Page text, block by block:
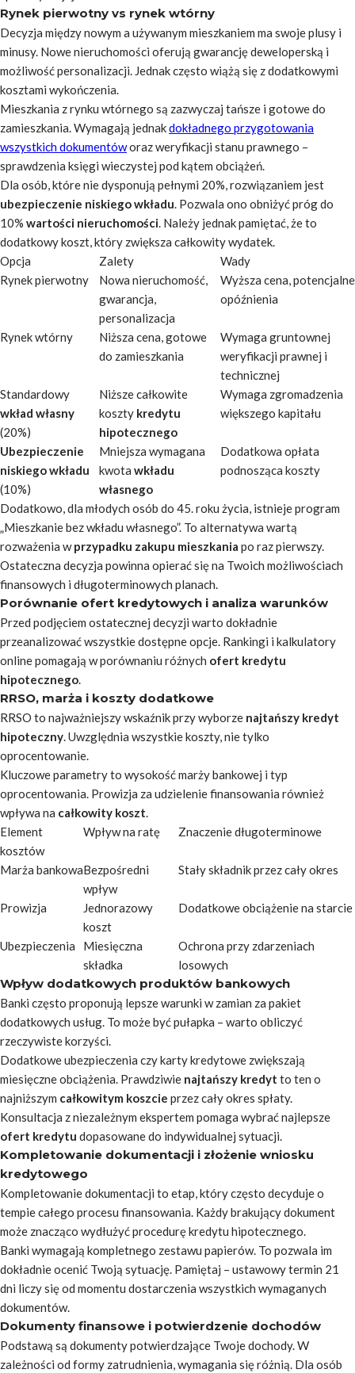
Rynek pierwotny vs rynek wtórny
Decyzja między nowym a używanym mieszkaniem ma swoje plusy i
minusy. Nowe nieruchomości oferują gwarancję deweloperską i
możliwość personalizacji. Jednak często wiążą się z dodatkowymi
kosztami wykończenia.
Mieszkania z rynku wtórnego są zazwyczaj tańsze i gotowe do
zamieszkania. Wymagają jednakdokładnego przygotowania
wszystkich dokumentóworaz weryfikacji stanu prawnego –
sprawdzenia księgi wieczystej pod kątem obciążeń.
Dla osób, które nie dysponują pełnymi 20%, rozwiązaniem jest
ubezpieczenie niskiego wkładu. Pozwala ono obniżyć próg do
10% wartości nieruchomości. Należy jednak pamiętać, że to
dodatkowy koszt, który zwiększa całkowity wydatek.
Opcja
Zalety
Wady
Rynek pierwotny
Nowa nieruchomość,
gwarancja,
personalizacja
Wyższa cena, potencjalne
opóźnienia
Rynek wtórny
Niższa cena, gotowe
do zamieszkania
Wymaga gruntownej
weryfikacji prawnej i
technicznej
Standardowy
wkład własny
(20%)
Niższe całkowite
koszty kredytu
hipotecznego
Wymaga zgromadzenia
większego kapitału
Ubezpieczenie
niskiego wkładu
(10%)
Mniejsza wymagana
kwota wkładu
własnego
Dodatkowa opłata
podnosząca koszty
Dodatkowo, dla młodych osób do 45. roku życia, istnieje program
„Mieszkanie bez wkładu własnego”. To alternatywa wartą
rozważenia wprzypadku zakupu mieszkania po raz pierwszy.
Ostateczna decyzja powinna opierać się na Twoich możliwościach
finansowych i długoterminowych planach.
Porównanie ofert kredytowych i analiza warunków
Przed podjęciem ostatecznej decyzji warto dokładnie
przeanalizować wszystkie dostępne opcje. Rankingi i kalkulatory
online pomagają w porównaniu różnych ofert kredytu
hipotecznego.
RRSO, marża i koszty dodatkowe
RRSO to najważniejszy wskaźnik przy wyborze najtańszy kredyt
hipoteczny. Uwzględnia wszystkie koszty, nie tylko
oprocentowanie.
Kluczowe parametry to wysokość marży bankowej i typ
oprocentowania. Prowizja za udzielenie finansowania również
wpływa na całkowity koszt.
Element
kosztów
Wpływ na ratę Znaczenie długoterminowe
Marża bankowaBezpośredni
wpływ
Stały składnik przez cały okres
Prowizja
Jednorazowy
koszt
Dodatkowe obciążenie na starcie
Ubezpieczenia
Miesięczna
składka
Ochrona przy zdarzeniach
losowych
Wpływ dodatkowych produktów bankowych
Banki często proponują lepsze warunki w zamian za pakiet
dodatkowych usług. To może być pułapka – warto obliczyć
rzeczywiste korzyści.
Dodatkowe ubezpieczenia czy karty kredytowe zwiększają
miesięczne obciążenia. Prawdziwie najtańszy kredyt to ten o
najniższym całkowitym koszcie przez cały okres spłaty.
Konsultacja z niezależnym ekspertem pomaga wybrać najlepsze
ofert kredytu dopasowane do indywidualnej sytuacji.
Kompletowanie dokumentacji i złożenie wniosku
kredytowego
Kompletowanie dokumentacji to etap, który często decyduje o
tempie całego procesu finansowania. Każdy brakujący dokument
może znacząco wydłużyć procedurę kredytu hipotecznego.
Banki wymagają kompletnego zestawu papierów. To pozwala im
dokładnie ocenić Twoją sytuację. Pamiętaj – ustawowy termin 21
dni liczy się od momentu dostarczenia wszystkich wymaganych
dokumentów.
Dokumenty finansowe i potwierdzenie dochodów
Podstawą są dokumenty potwierdzające Twoje dochody. W
zależności od formy zatrudnienia, wymagania się różnią. Dla osób